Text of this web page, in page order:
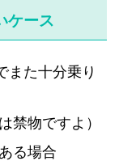
ケース
また十分乗り
禁物ですよ）
る場合